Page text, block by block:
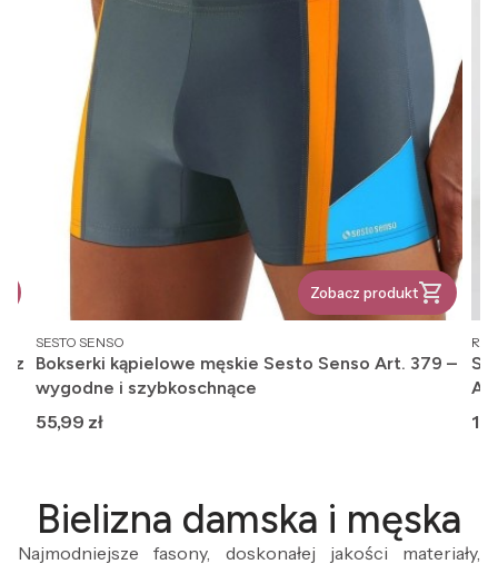
z
Zobacz produkt
PRODUCENT
SESTO SENSO
Bokserki kąpielowe męskie Sesto Senso Art. 379 –
wygodne i szybkoschnące
Cena
55,99 zł
Bielizna damska i męska
Najmodniejsze fasony, doskonałej jakości materiały,